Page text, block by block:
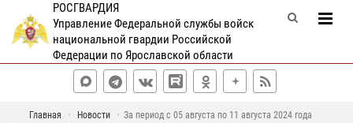
РОСГВАРДИЯ
Управление Федеральной службы войск
национальной гвардии Российской
Федерации по Ярославской области
Главная Новости
За период с 05 августа по 11 августа 2024 года